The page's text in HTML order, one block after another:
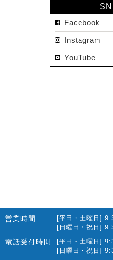
Facebook
Instagram
YouTube
営業時間
[平日・土曜日]
[日曜日・祝日]
電話受付時間
[平日・土曜日]
[日曜日・祝日]